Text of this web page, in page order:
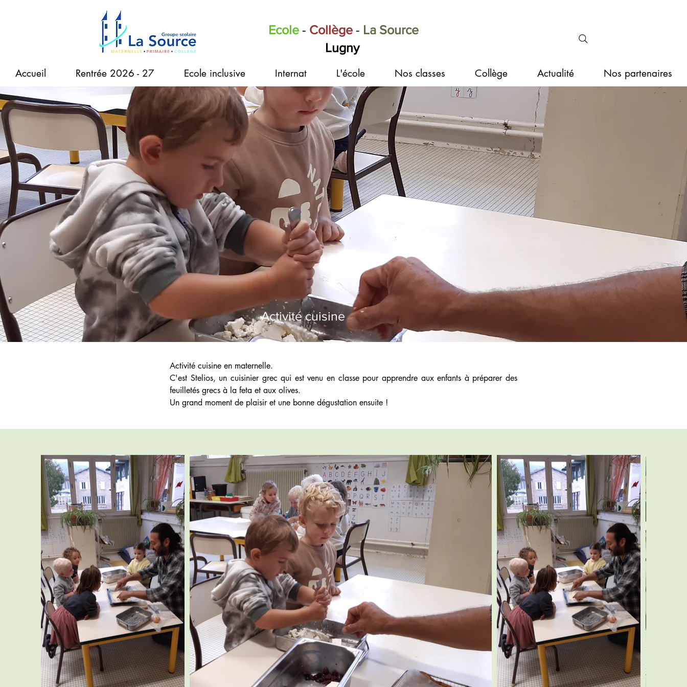
Ecole - Collège - La Source
Lugny
Accueil Rentrée 2026 - 27 Ecole inclusive Internat L'école Nos classes Collège Actualité Nos partenaires
Activité cuisine
Activité cuisine en maternelle.
C'est Stelios, un cuisinier grec qui est venu en classe pour apprendre aux enfants à préparer des
feuilletés grecs à la feta et aux olives.
Un grand moment de plaisir et une bonne dégustation ensuite !